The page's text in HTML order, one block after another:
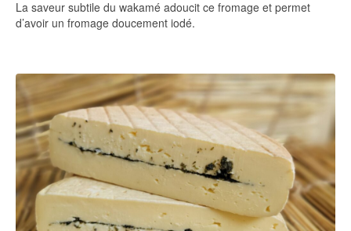
La saveur subtile du wakamé adoucit ce fromage et permet
d’avoir un fromage doucement iodé.